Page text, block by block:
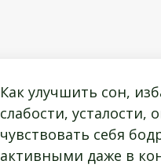
Как улучшить сон,
слабости,
чувствовать себя
активными даже в